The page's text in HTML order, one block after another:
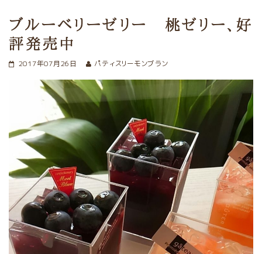
ブルーベリーゼリー 桃ゼリー、好
評発売中
2017年07月26日 パティスリーモンブラン